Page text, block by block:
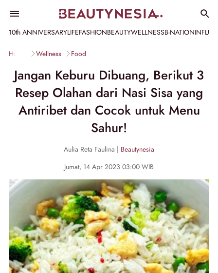
10th ANNIVERSARYLIFEFASHIONBEAUTYWELLNESSB-NATION
Home Wellness Food
Jangan Keburu Dibuang, Berikut 3
Resep Olahan dari Nasi Sisa yang
Antiribet dan Cocok untuk Menu
Sahur!
Aulia Reta Faulina | Beautynesia
Jumat, 14 Apr 2023 03:00 WIB